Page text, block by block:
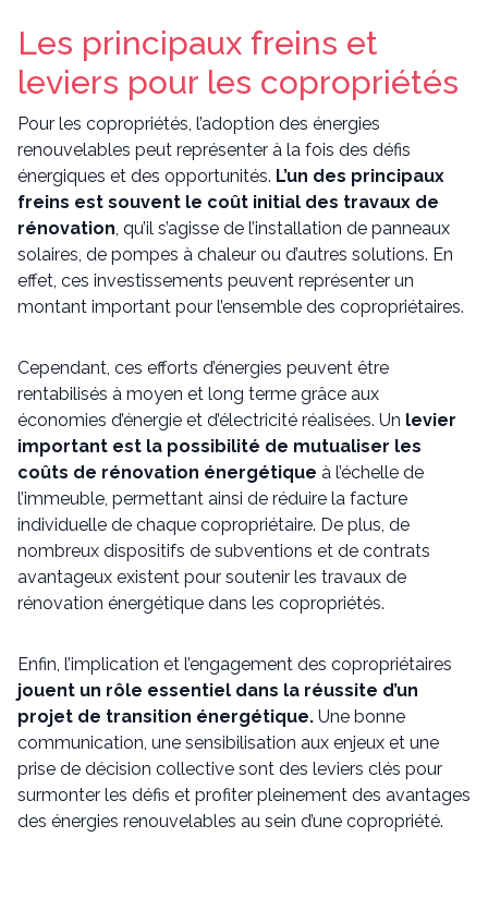
Les principaux freins et
leviers pour les copropriétés
Pour les copropriétés, l’adoption des énergies
renouvelables peut représenter à la fois des défis
énergiques et des opportunités. L’un des principaux
freins est souvent le coût initial des travaux de
rénovation, qu’il s’agisse de l’installation de panneaux
solaires, de pompes à chaleur ou d’autres solutions. En
effet, ces investissements peuvent représenter un
montant important pour l’ensemble des copropriétaires.
Cependant, ces efforts d’énergies peuvent être
rentabilisés à moyen et long terme grâce aux
économies d’énergie et d’électricité réalisées. Un levier
important est la possibilité de mutualiser les
coûts de rénovation énergétique à l’échelle de
l’immeuble, permettant ainsi de réduire la facture
individuelle de chaque copropriétaire. De plus, de
nombreux dispositifs de subventions et de contrats
avantageux existent pour soutenir les travaux de
rénovation énergétique dans les copropriétés.
Enfin, l’implication et l’engagement des copropriétaires
jouent un rôle essentiel dans la réussite d’un
projet de transition énergétique. Une bonne
communication, une sensibilisation aux enjeux et une
prise de décision collective sont des leviers clés pour
surmonter les défis et profiter pleinement des avantages
des énergies renouvelables au sein d’une copropriété.